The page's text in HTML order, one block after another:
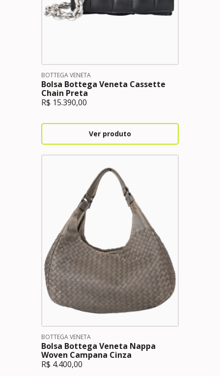
BOTTEGA VENETA
Bolsa Bottega Veneta Cassette
Chain Preta
R$ 15.390,00
Ver produto
BOTTEGA VENETA
Bolsa Bottega Veneta Nappa
Woven Campana Cinza
R$ 4.400,00